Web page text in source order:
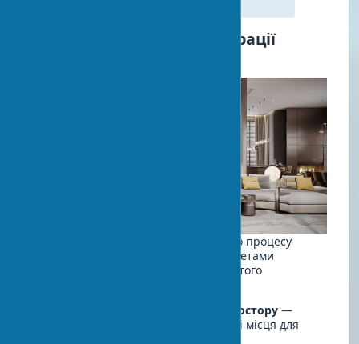
Покроковий план з інтеграції
Якщо ви хочете методично підійти до процесу
прикрашання вашого будинку предметами
мистецтва, дотримуйтеся цього простого
Проведіть ревізію існуючого простору —
оцініть колірну гаму, стиль і вільні місця для